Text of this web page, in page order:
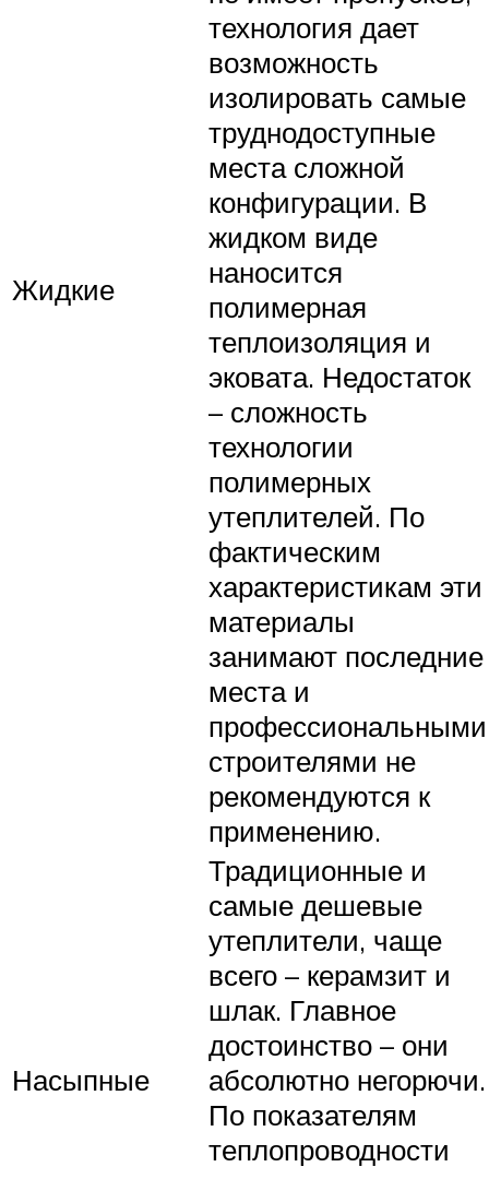
Жидкие
технология дает
возможность
изолировать самые
труднодоступные
места сложной
конфигурации. В
жидком виде
наносится
полимерная
теплоизоляция и
эковата. Недостаток
– сложность
технологии
полимерных
утеплителей. По
фактическим
характеристикам эти
материалы
занимают последние
места и
профессиональными
строителями не
рекомендуются к
применению.
Насыпные
Традиционные и
самые дешевые
утеплители, чаще
всего – керамзит и
шлак. Главное
достоинство – они
абсолютно негорючи.
По показателям
теплопроводности